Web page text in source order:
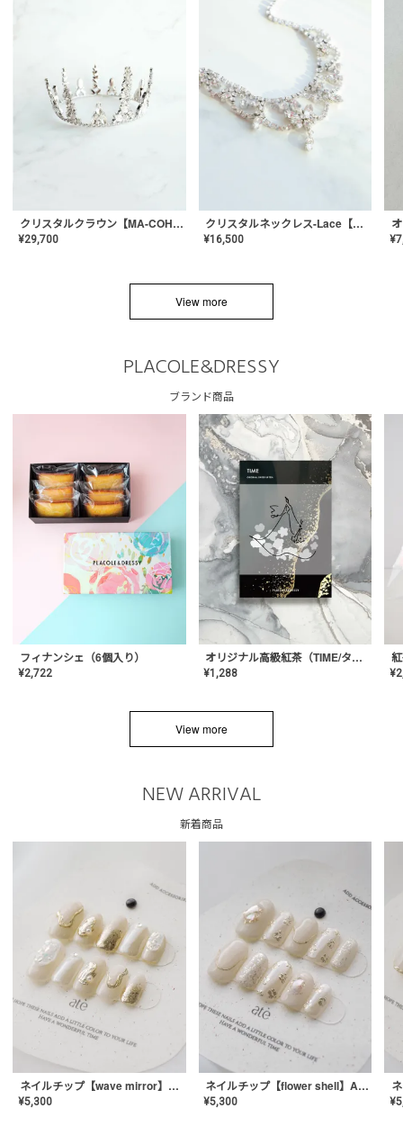
クリスタルクラウン【MA-COHD-01】韓国風クラウン/ウェディングクラウン/ティアラ
¥29,700
クリスタルネックレス-Lace【MA-CONL-02】
¥16,500 ¥
View more
PLACOLE&DRESSY
ブランド商品
フィナンシェ（6個入り）
¥2,722
オリジナル高級紅茶（TIME/タイム）【ギフト/プチギフト/プレゼント/内祝い/結婚式/オリジナル配合/高品質/ハーブティー/茶葉/記念日/お返し/手土産/美容/おしゃれ】
¥1,288 ¥
View more
NEW ARRIVAL
新着商品
ネイルチップ【wave mirror】AE-CONA-04
¥5,300
ネイルチップ【flower shell】AE-CONA-03
¥5,300 ¥